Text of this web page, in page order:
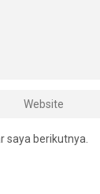
saya berikutnya.